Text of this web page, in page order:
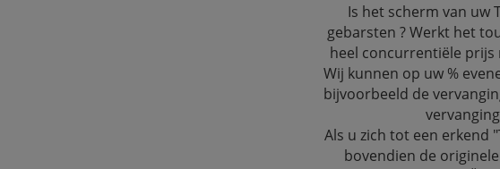
Is het scherm van uw
gebarsten ? Werkt het
heel concurrentiële prijs
Wij kunnen op uw %
bijvoorbeeld de
Als u zich tot een erkend
bovendien de